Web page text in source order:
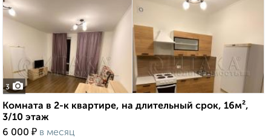
3
Комната в 2-к квартире, на длительный срок, 16м²,
3/10 этаж
6 000 ₽ в месяц